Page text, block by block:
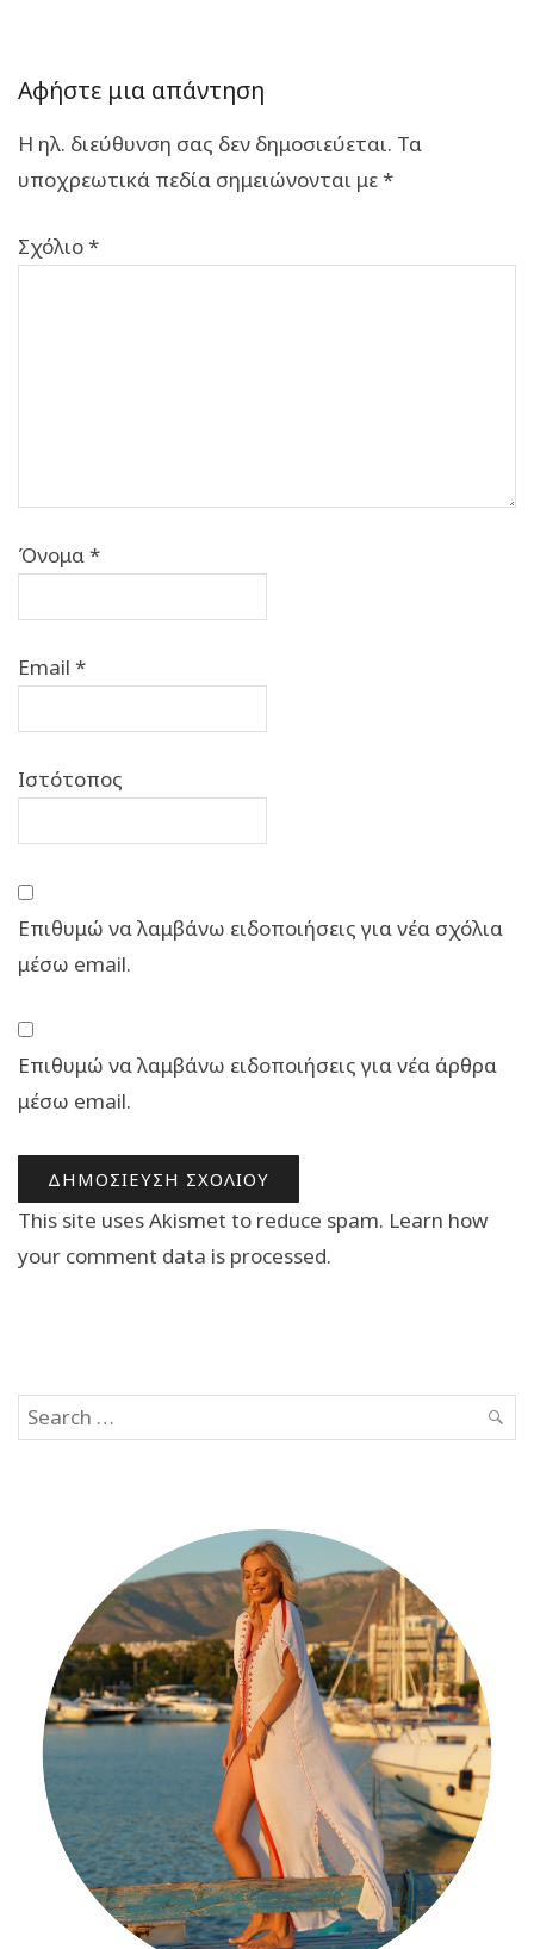
Αφήστε μια απάντηση
Η ηλ. διεύθυνση σας δεν δημοσιεύεται. Τα
υποχρεωτικά πεδία σημειώνονται με*
Σχόλιο*
Όνομα*
Email *
Ιστότοπος
Επιθυμώ να λαμβάνω ειδοποιήσεις για νέα σχόλια
μέσω email.
Επιθυμώ να λαμβάνω ειδοποιήσεις για νέα άρθρα
μέσω email.
This site uses Akismet to reduce spam. Learn how
your comment data is processed.
Search
for: